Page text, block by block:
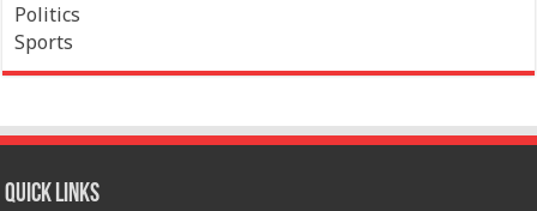
Politics
Sports
Quick Links